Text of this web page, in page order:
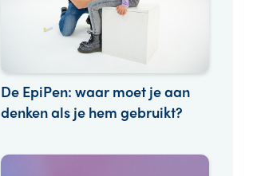
De EpiPen: waar moet je aan
denken als je hem gebruikt?